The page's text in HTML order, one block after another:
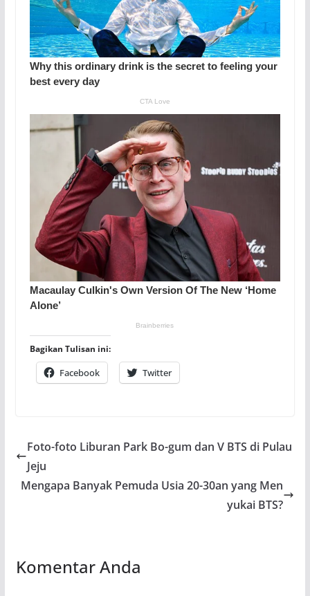
Bagikan Tulisan ini:
Facebook Twitter
Foto-foto Liburan Park Bo-gum dan V BTS di Pulau
Jeju
Mengapa Banyak Pemuda Usia 20-30an yang Men
yukai BTS?
Komentar Anda